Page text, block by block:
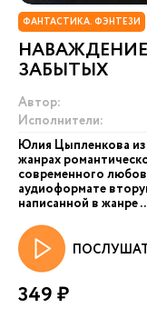
ФАНТАСТИКА. ФЭНТЕЗИ
ЗАБЫТЫХ
Автор:
Исполнители:
Юлия Цыпленкова
жанрах
современного
аудиоформате
написанной в жанре
349 ₽